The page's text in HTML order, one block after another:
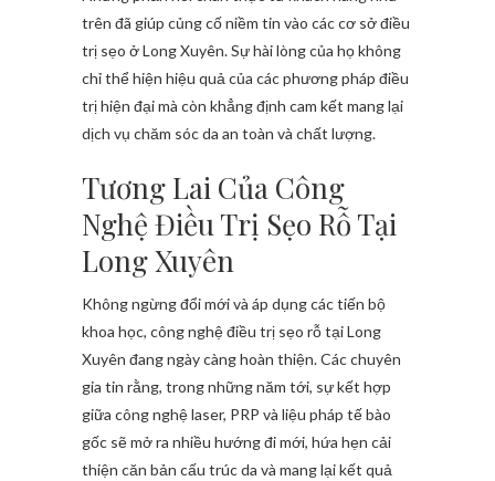
trên đã giúp củng cố niềm tin vào các cơ sở điều
trị sẹo ở Long Xuyên. Sự hài lòng của họ không
chỉ thể hiện hiệu quả của các phương pháp điều
trị hiện đại mà còn khẳng định cam kết mang lại
dịch vụ chăm sóc da an toàn và chất lượng.
Tương Lai Của Công
Nghệ Điều Trị Sẹo Rỗ Tại
Long Xuyên
Không ngừng đổi mới và áp dụng các tiến bộ
khoa học, công nghệ điều trị sẹo rỗ tại Long
Xuyên đang ngày càng hoàn thiện. Các chuyên
gia tin rằng, trong những năm tới, sự kết hợp
giữa công nghệ laser, PRP và liệu pháp tế bào
gốc sẽ mở ra nhiều hướng đi mới, hứa hẹn cải
thiện căn bản cấu trúc da và mang lại kết quả